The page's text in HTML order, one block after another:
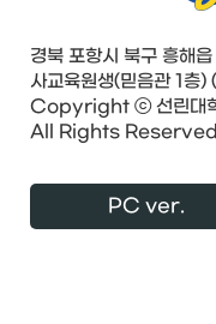
경북 포항시 북구 흥해
사교육원생(믿음관 1층
Copyright ⓒ 선린대학
All Rights
PC ver.